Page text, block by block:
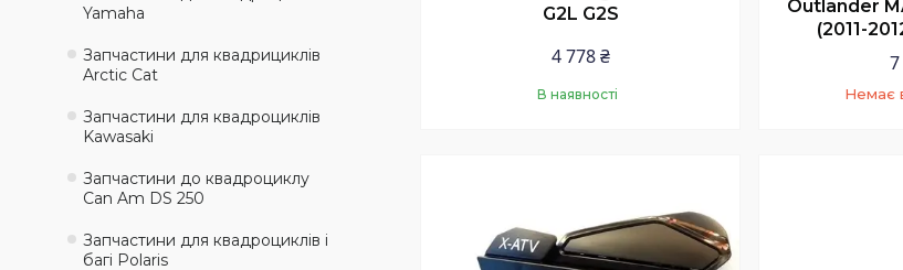
G2L G2S
4 778 ₴
В наявності
Outlander
(2011-
Немає
Yamaha
Запчастини для квадрициклів
Arctic Cat
Запчастини для квадроциклів
Kawasaki
Запчастини до квадроциклу
Can Am DS 250
Запчастини для квадроциклів і
багі Polaris